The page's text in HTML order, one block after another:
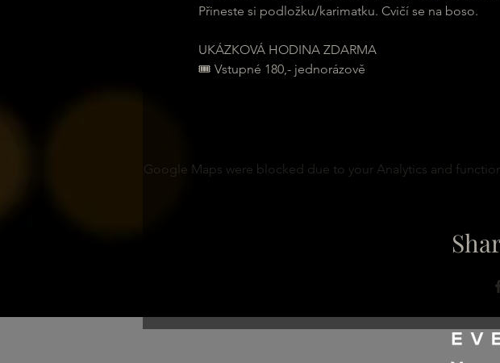
Přineste si podložku/karimatku. Cvičí se na boso.
UKÁZKOVÁ HODINA ZDARMA
🎟 Vstupné 180,- jednorázově
Google Maps were blocked due to your Analytics and